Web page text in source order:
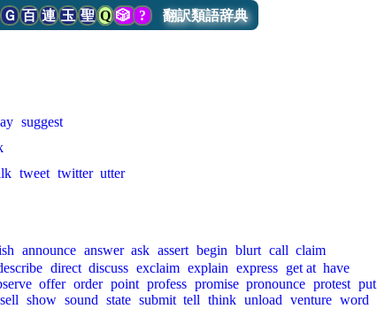
Ｇ 百 連 玉 聖 Q 🎲? 翻訳類語辞典
suggest
tweet twitter utter
announce answer ask assert begin blurt call claim
direct discuss exclaim explain express get at have
offer order point profess promise pronounce protest put
sell show sound state submit tell think unload venture word